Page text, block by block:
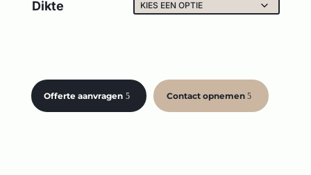
Dikte
Offerte aanvragen Contact opnemen